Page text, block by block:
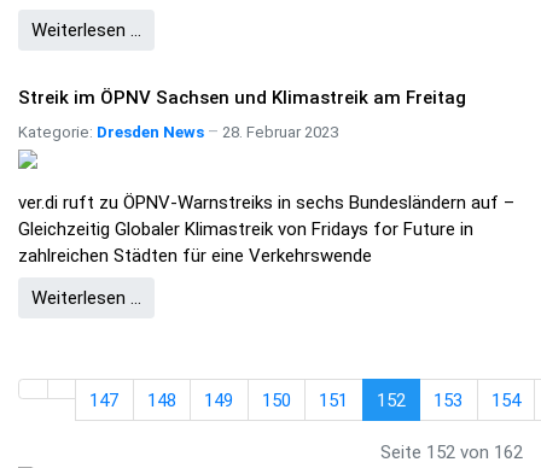
Weiterlesen …
Streik im ÖPNV Sachsen und Klimastreik am Freitag
Kategorie: Dresden News 28. Februar 2023
ver.di ruft zu ÖPNV-Warnstreiks in sechs Bundesländern auf –
Gleichzeitig Globaler Klimastreik von Fridays for Future in
zahlreichen Städten für eine Verkehrswende
Weiterlesen …
147 148 149 150 151 152 153 154
Seite 152 von 162